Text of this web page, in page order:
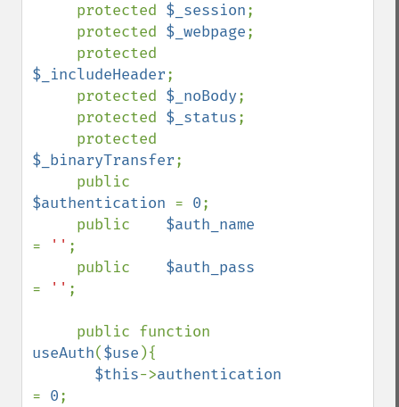
     protected
$_session;
     protected
$_webpage;
$_includeHeader;
     protected
$_noBody;
     protected
$_status;
$_binaryTransfer;
$authentication = 0;
     public
=
'' ;
     public
=
'' ;
useAuth($use ){
$this->
= 0;